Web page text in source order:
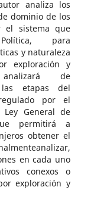
analiza los
dominio de los
el sistema que
para
y naturaleza
exploración y
analizará de
etapas del
por el
Ley General de
permitirá a
obtener el
en cada uno
conexos o
exploración y